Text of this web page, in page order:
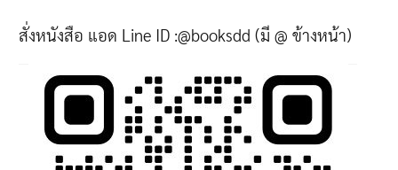
chosen
the
product
page
สั่งหนังสือ แอด Line ID :@booksdd (มี @ ข้างหน้า)